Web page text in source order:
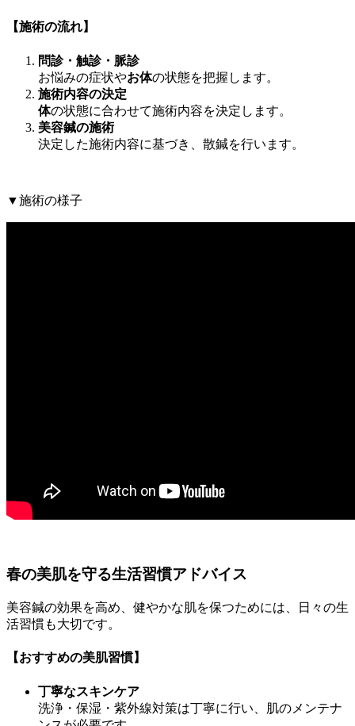
【施術の流れ】
問診・触診・脈診
お悩みの症状やお体の状態を把握します。
施術内容の決定
体の状態に合わせて施術内容を決定します。
美容鍼の施術
決定した施術内容に基づき、散鍼を行います。
▼施術の様子
春の美肌を守る生活習慣アドバイス
美容鍼の効果を高め、健やかな肌を保つためには、日々の生
活習慣も大切です。
【おすすめの美肌習慣】
丁寧なスキンケア
洗浄・保湿・紫外線対策は丁寧に行い、肌のメンテナ